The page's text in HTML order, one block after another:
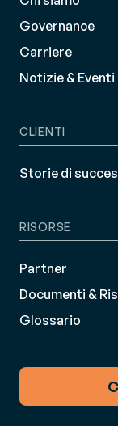
Governance
Carriere
Notizie & Eventi
CLIENTI
Storie di
RISORSE
Partner
Documenti &
Glossario